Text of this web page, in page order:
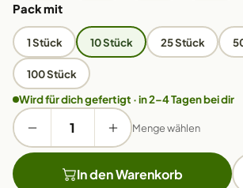
Pack mit
1 Stück 10 Stück 25 Stück
100 Stück
Wird für dich gefertigt · in 2–4 Tagen bei dir
Menge wählen
In den Warenkorb